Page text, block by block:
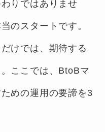
りではありませ
のスタートです。
けでは、期待する
ここでは、BtoBマ
めの運用の要諦を3